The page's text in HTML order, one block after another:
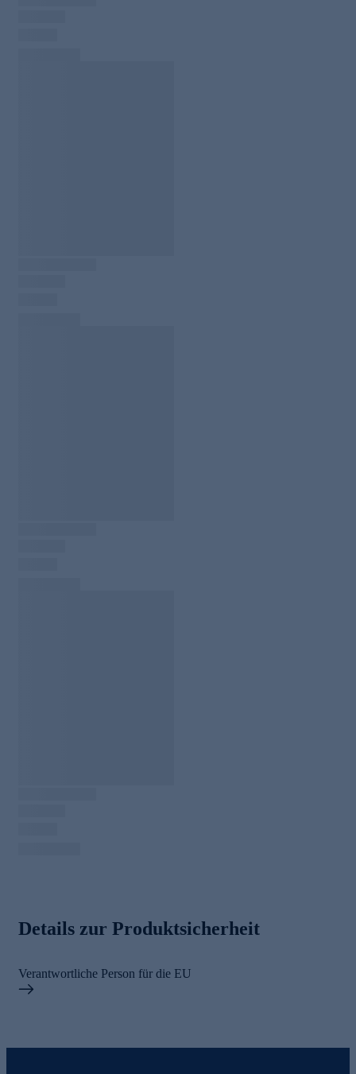
Details zur Produktsicherheit
Verantwortliche Person für die EU